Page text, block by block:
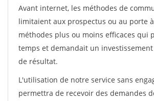
Avant internet, les méthodes de
limitaient aux prospectus ou au porte
méthodes plus ou moins efficaces qui
temps et demandait un
de résultat.
L'utilisation de notre service sans
permettra de recevoir des demandes